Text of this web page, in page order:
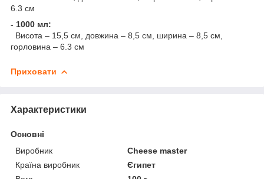
6.3 см
- 1000 мл:
Висота – 15,5 см, довжина – 8,5 см, ширина – 8,5 см,
горловина – 6.3 см
Приховати
Характеристики
Основні
Виробник
Cheese master
Країна виробник
Єгипет